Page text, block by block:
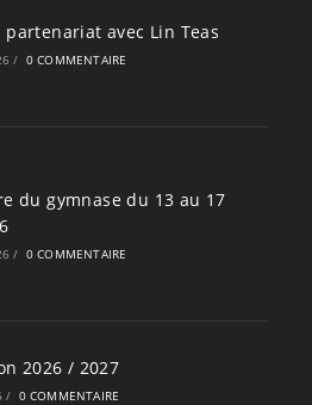
partenariat avec Lin Teas
/ 0 COMMENTAIRE
du gymnase du 13 au 17
/ 0 COMMENTAIRE
2026 / 2027
/ 0 COMMENTAIRE